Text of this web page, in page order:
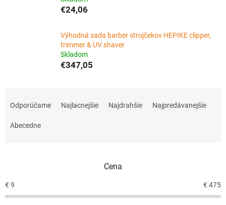
€24,06
Výhodná sada barber strojčekov HEPIKE clipper,
trimmer & UV shaver
Skladom
€347,05
r
o
Odporúčame Najlacnejšie Najdrahšie Najpredávanejšie
Abecedne
Cena
€ 9 € 475